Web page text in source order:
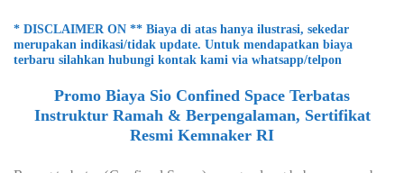
* DISCLAIMER ON ** Biaya di atas hanya ilustrasi, sekedar
merupakan indikasi/tidak update. Untuk mendapatkan biaya
terbaru silahkan hubungi kontak kami via whatsapp/telpon
Promo Biaya Sio Confined Space Terbatas
Instruktur Ramah & Berpengalaman, Sertifikat
Resmi Kemnaker RI